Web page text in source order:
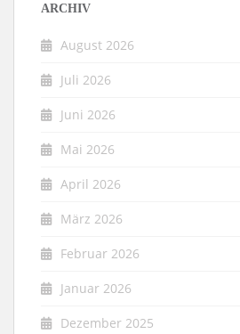
ARCHIV
August 2026
Juli 2026
Juni 2026
Mai 2026
April 2026
März 2026
Februar 2026
Januar 2026
Dezember 2025